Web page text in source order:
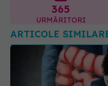
365
URMĂRITORI
ARTICOLE